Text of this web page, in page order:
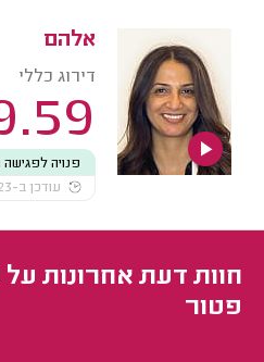
אלהם
דירוג כללי
פנויה
עודכן ב-10:23
חוות דעת אחרונות
פטור